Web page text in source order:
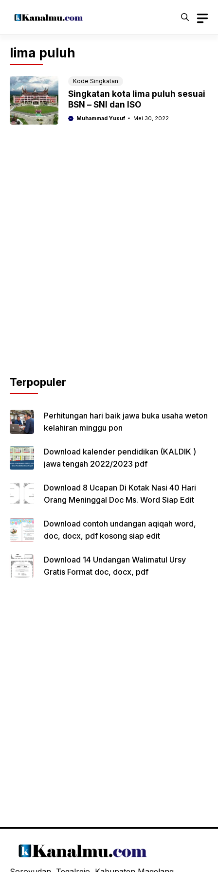
lima puluh
Kode Singkatan
Singkatan kota lima puluh sesuai
BSN – SNI dan ISO
Muhammad Yusuf Mei 30, 2022
Terpopuler
Perhitungan hari baik jawa buka usaha weton
kelahiran minggu pon
Download kalender pendidikan (KALDIK )
jawa tengah 2022/2023 pdf
Download 8 Ucapan Di Kotak Nasi 40 Hari
Orang Meninggal Doc Ms. Word Siap Edit
Download contoh undangan aqiqah word,
doc, docx, pdf kosong siap edit
Download 14 Undangan Walimatul Ursy
Gratis Format doc, docx, pdf